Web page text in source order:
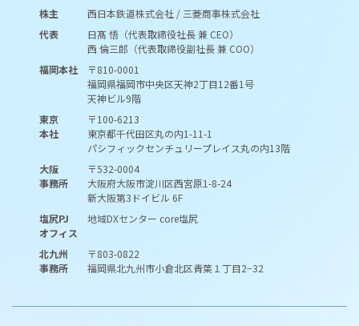
株主
西日本鉄道株式会社 / 三菱商事株式会社
代表
日髙 悟（代表取締役社長 兼 CEO）
西 倫三郎（代表取締役副社長 兼 COO）
福岡本社
〒810-0001
福岡県福岡市中央区天神2丁目12番1号
天神ビル9階
東京
本社
〒100-6213
東京都千代田区丸の内1-11-1
パシフィックセンチュリープレイス丸の内13階
大阪
事務所
〒532-0004
大阪府大阪市淀川区西宮原1-8-24
新大阪第3ドイビル 6F
塩尻PJ
オフィス
地域DXセンター core塩尻
北九州
事務所
〒803-0822
福岡県北九州市小倉北区青葉１丁目2−32